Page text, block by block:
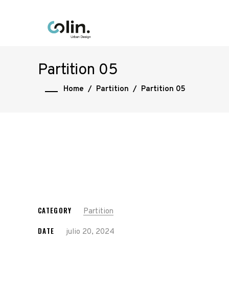
Partition 05
Home / Partition / Partition 05
CATEGORY Partition
DATE julio 20, 2024